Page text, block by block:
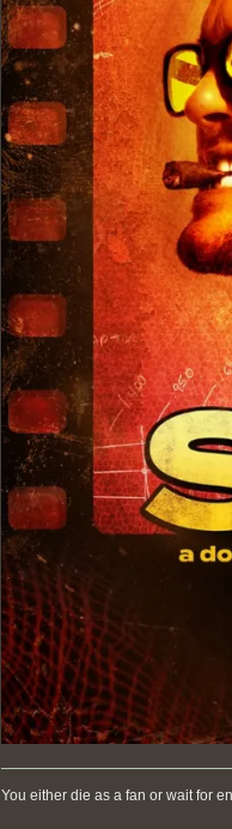
You either die as a fan or wait for